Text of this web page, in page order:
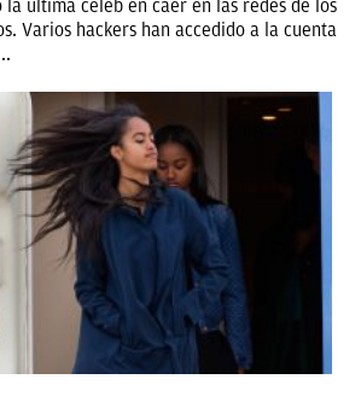
la última celeb en caer en las redes de los
Varios hackers han accedido a la cuenta